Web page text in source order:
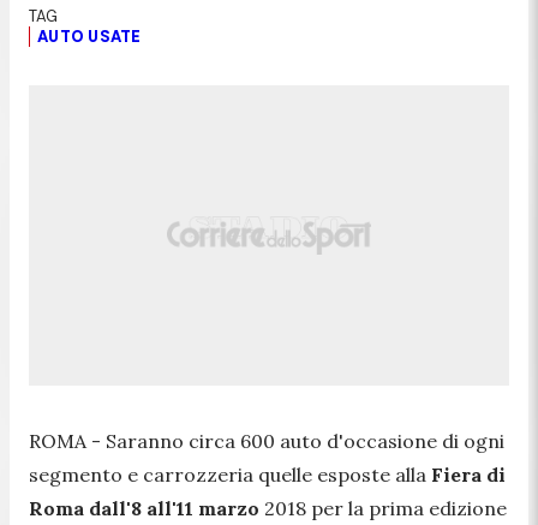
AUTO USATE
ROMA - Saranno circa 600 auto d'occasione di ogni
segmento e carrozzeria quelle esposte alla Fiera di
Roma dall'8 all'11 marzo 2018 per la prima edizione